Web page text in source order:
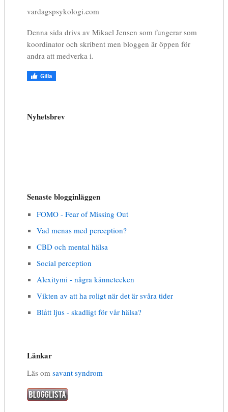
vardagspsykologi.com
Denna sida drivs av Mikael Jensen som fungerar som
koordinator och skribent men bloggen är öppen för
andra att medverka i.
Nyhetsbrev
Senaste blogginläggen
FOMO - Fear of Missing Out
Vad menas med perception?
CBD och mental hälsa
Social perception
Alexitymi - några kännetecken
Vikten av att ha roligt när det är svåra tider
Blått ljus - skadligt för vår hälsa?
Länkar
Läs om savant syndrom